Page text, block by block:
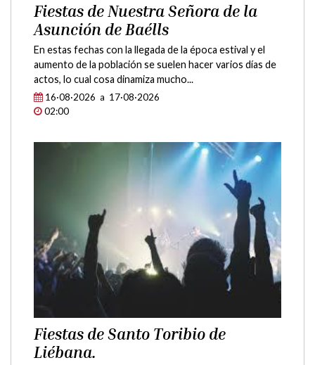
Fiestas de Nuestra Señora de la
Asunción de Baélls
En estas fechas con la llegada de la época estival y el
aumento de la población se suelen hacer varios días de
actos, lo cual cosa dinamiza mucho...
16·08·2026 a 17·08·2026
02:00
Fiestas de Santo Toribio de
Liébana.